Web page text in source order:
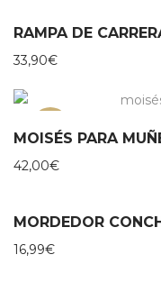
RAMPA DE
33,90€
MOISÉS PARA
42,00€
16,99€